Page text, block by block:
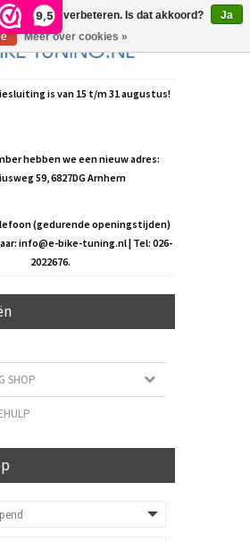
9,5
is van 15 t/m 31 augustus!
hebben we een nieuw adres:
59, 6827DG Arnhem
(gedurende openingstijden)
info@e-bike-tuning.nl| Tel: 026-
2022676.
SHOP
website te verbeteren. Is dat akkoord?
Ja
Meer over cookies »